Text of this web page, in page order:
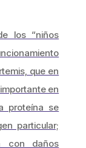
los “niños
que en
en
proteína se
particular;
con daños